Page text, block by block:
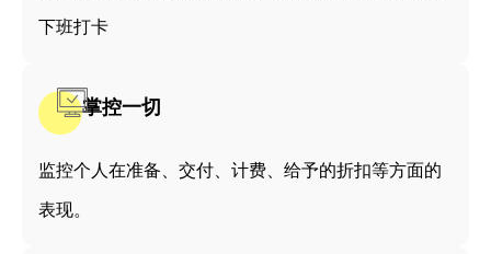
下班打卡
掌控一切
监控个人在准备、交付、计费、给予的折扣等方面的
表现。